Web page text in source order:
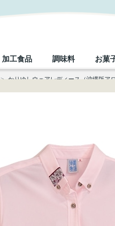
加工食品 調味料 お菓
> かりゆしウェアレディース（沖縄版ア